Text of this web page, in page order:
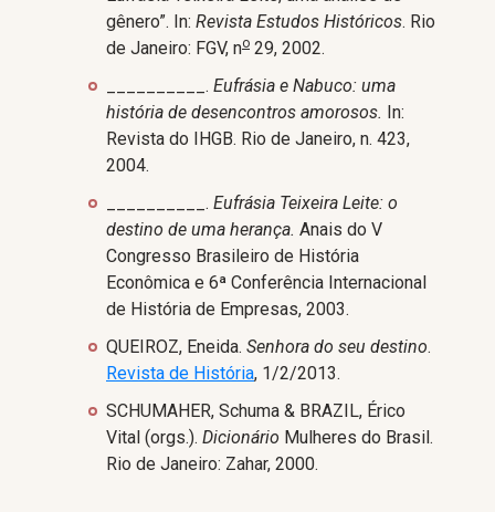
gênero”. In: Revista Estudos Históricos. Rio
de Janeiro: FGV, no 29, 2002.
__________. Eufrásia e Nabuco: uma
história de desencontros amorosos. In:
Revista do IHGB. Rio de Janeiro, n. 423,
2004.
__________. Eufrásia Teixeira Leite: o
destino de uma herança. Anais do V
Congresso Brasileiro de História
Econômica e 6ª Conferência Internacional
de História de Empresas, 2003.
QUEIROZ, Eneida. Senhora do seu destino.
Revista de História, 1/2/2013.
SCHUMAHER, Schuma & BRAZIL, Érico
Vital (orgs.). Dicionário Mulheres do Brasil.
Rio de Janeiro: Zahar, 2000.